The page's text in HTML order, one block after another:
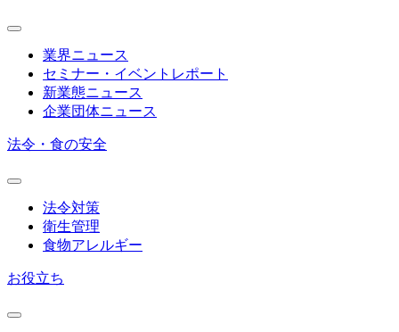
業界ニュース
セミナー・イベントレポート
新業態ニュース
企業団体ニュース
法令・食の安全
法令対策
衛生管理
食物アレルギー
お役立ち